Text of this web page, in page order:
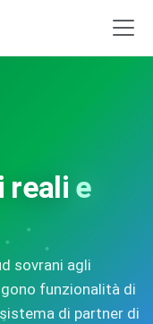
reali e
sovrani agli
funzionalità di
di partner di